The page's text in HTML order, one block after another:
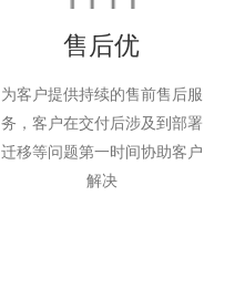
售后优
为客户提供持续的售前售后服
务，客户在交付后涉及到部署
迁移等问题第一时间协助客户
解决